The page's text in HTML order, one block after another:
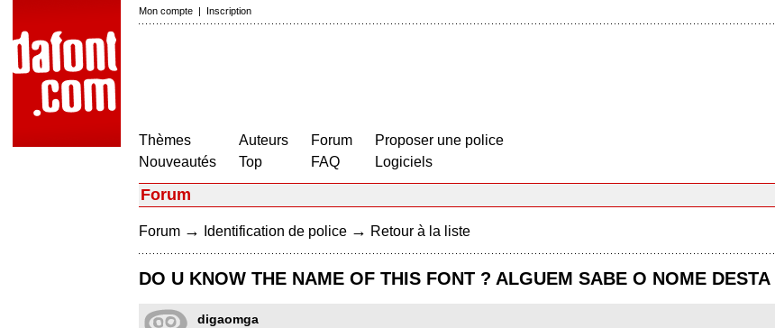
Mon compte | Inscription
Thèmes
Nouveautés
Auteurs
Top
Forum
FAQ
Proposer une police
Logiciels
Forum
Forum → Identification de police → Retour à la liste
DO U KNOW THE NAME OF THIS FONT ? ALGUEM SABE O NOME DESTA
digaomga